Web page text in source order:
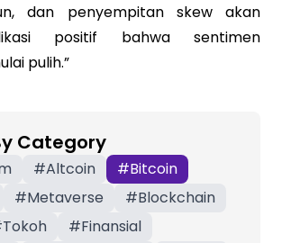
dan penyempitan skew akan
positif bahwa sentimen
pulih.”
Category
#Altcoin #Bitcoin
#Metaverse #Blockchain
Tokoh #Finansial